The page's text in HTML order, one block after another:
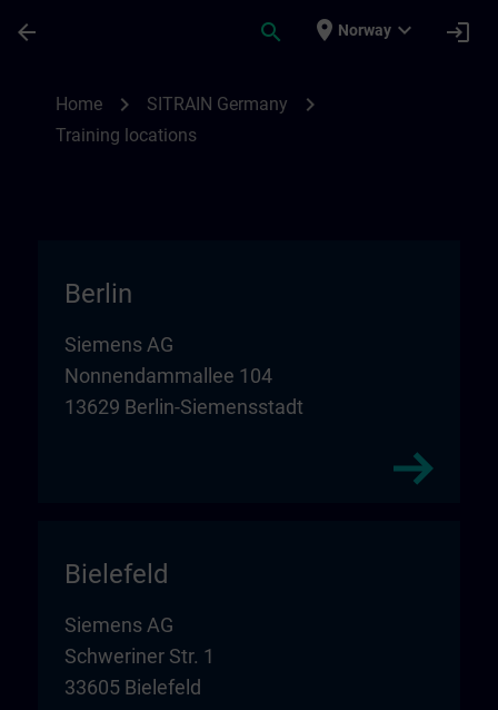
arrow_back search place Norway expand_more login
Home chevron_right SITRAIN Germany chevron_right
Training locations
Berlin
Siemens AG
Nonnendammallee 104
13629 Berlin-Siemensstadt
Bielefeld
Siemens AG
Schweriner Str. 1
33605 Bielefeld